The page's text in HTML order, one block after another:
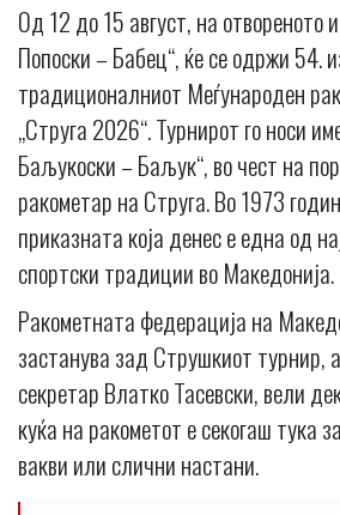
Од 12 до 15 август, на отвореното
Попоски – Бабец“, ќе се одржи 54.
традиционалниот Меѓународен
„Струга 2026“. Турнирот го носи
Баљукоски – Баљук“, во чест на
ракометар на Струга. Во 1973
приказната која денес е една од
спортски традиции во Македонија.
Ракометната федерација на
застанува зад Струшкиот турнир,
секретар Влатко Тасевски, вели
куќа на ракометот е секогаш тука
вакви или слични настани.